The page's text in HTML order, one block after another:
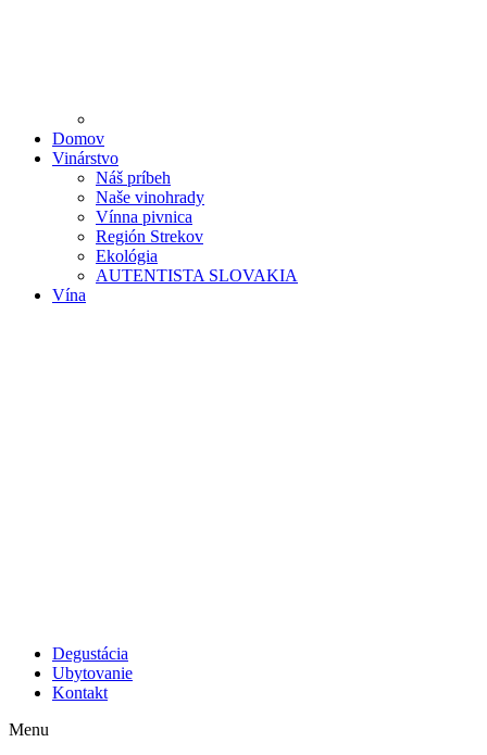
Domov
Vinárstvo
Náš príbeh
Naše vinohrady
Vínna pivnica
Región Strekov
Ekológia
AUTENTISTA SLOVAKIA
Vína
Degustácia
Ubytovanie
Kontakt
Menu